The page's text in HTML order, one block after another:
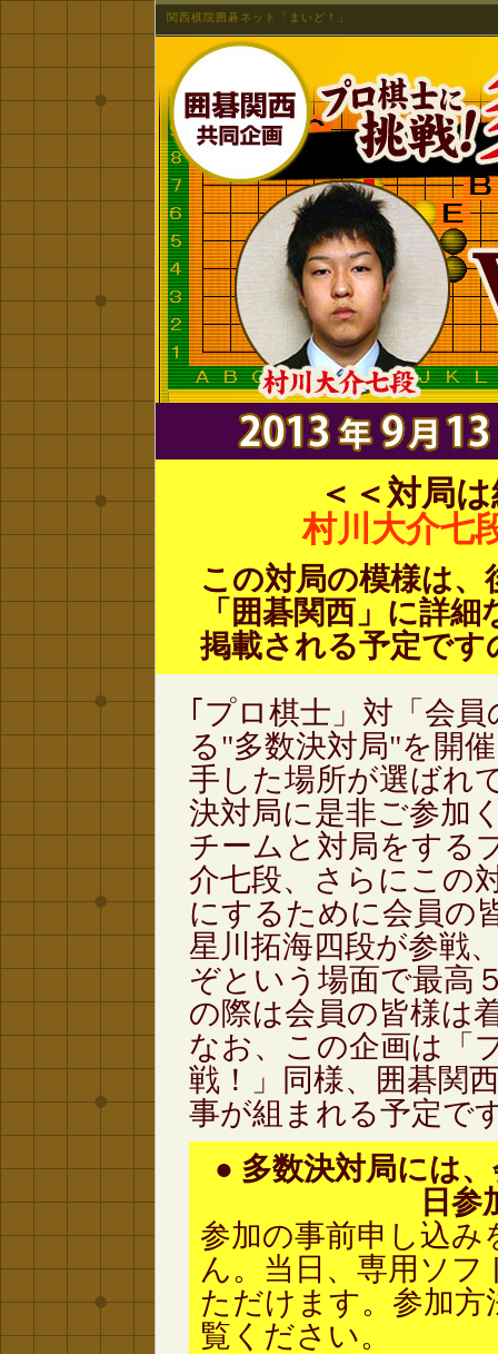
関西棋院囲碁ネット「まいど！」
＜＜対局
村川大介七
この対局の模様は
「囲碁関西」に詳
掲載される予定で
｢プロ棋士」対「会
る"多数決対局"を開
手した場所が選ばれ
決対局に是非ご参加
チームと対局をする
介七段、さらにこの
にするために会員の
星川拓海四段が参戦
ぞという場面で最高
の際は会員の皆様は
なお、この企画は「
戦！」同様、囲碁関
事が組まれる予定で
● 多数決対局には
日参
参加の事前申し込
ん。当日、専用ソ
ただけます。参加
覧ください。